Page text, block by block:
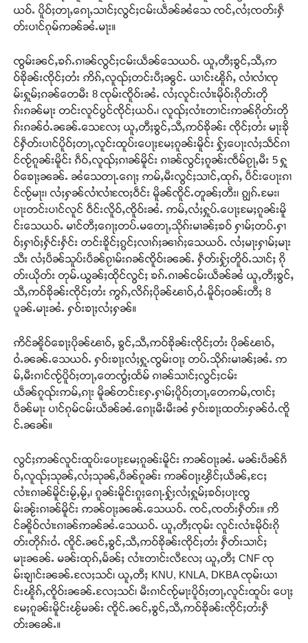
ယဝ်ႉ ပိူဝ်ႈတႃႇၵေႃႇသၢင်ႈလွင်ႈငမ်းယဵၼ်ၼႆသေ ၸင်ႇလႆႈၸတ်းႁဵ
တ်းပၢင်ၵုမ်ဢၼ်ၼႆႉမႃး။
ၸွမ်းၼင်ႇၶၵ်ႉၵၢၼ်လွင်ႈငမ်းယဵၼ်သေယဝ်ႉ ယူႇတီႈၶွင်ႇသီႇဢ
ဝ်ၶိုၼ်းၸိုင်ႈတႆး ဢိၵ်ႇလူၺ်ႈတင်းပီႈၼွင်ႉ ယၢင်းၽိူၵ်ႇ လၢႆလၢႆၸု
မ်းႁူမ်ႈၵၼ်တေမီး 8 ၸုမ်းၸိူဝ်းၼႆႉ လႆႈလူင်းလၢႆးမိုဝ်းၵိုတ်းတို
ၵ်းၵၼ်မႃး တင်းလူင်ပွင်ၸိုင်ႈယဝ်ႉ၊ လူၺ်ႈလၢႆးတၢင်းဢၼ်ၵိုတ်းတို
ၵ်းၵၼ်ဝႆႉၼၼ်ႉသေလႄႈ ယူႇတီႈၶွင်ႇသီႇဢဝ်ၶိုၼ်း ၸိုင်ႈတႆး မႃးၶို
င်ႁဵတ်းပၢင်ပိူဝ်ႈတႃႇလူင်းထူပ်းပေႃႈမႄႈၵူၼ်းမိူင်း ႁႂ်ႈပေႃးလႆႈသဵင်ၵၢ
င်ၸႂ်ၵူၼ်းမိူင်း ၵဵဝ်ႇလူၺ်ႈၵၢၼ်မိူင်း ၵၢၼ်လွင်ႈၵူၼ်းၸဵမ်ၵႂႃႇမီး 5 ႁူ
ဝ်ၶေႃႈၼၼ်ႉ ၼႆသေတႃႉၵေႃႈ ဢမ်ႇမီးလွင်ႈသၢင်ႇထုၵ်ႇ ပဵင်းပေႃးၵၢ
င်ၸႂ်မႃး၊ လႆႈႁၼ်လၢႆလၢႆၸႄႈဝဵင်း မိူၼ်ၸိူင်ႉတူၼ်ႈတီး၊ ၵျွၵ်ႉမႄး၊
ပႃးတင်းပၢင်လူင် ဝဵင်းလိူဝ်ႇၸိူဝ်းၼႆႉ ဢမ်ႇလႆႈႁူပ်ႉပေႃႈမႄႈၵူၼ်းမိူ
င်းသေယဝ်ႉ မၢင်တီႈၵေႃႈတပ်ႉမတေႃႇသိုၵ်းမၢၼ်ႈၶဝ် ႁၢမ်ႈတပ်ႉႁၢ
ဝ်ႈႁၢဝ်ႈႁႅင်းႁႅင်း တင်းၶိူင်ႈၵွင်ႈလၢၵ်ႈၼၢၵ်ႈသေယဝ်ႉ လႆႈမႃးႁၢမ်ႈမႃး
သီး လႆႈပဵၼ်သူပ်းပဵၼ်ၵႂၢမ်းၵၼ်ၸိူဝ်းၼၼ်ႉ ႁဵတ်းႁႂ်ႈတိူဝ်ႉသၢင်ႈ ၵို
တ်းယိုတ်း တုမ်ႉယွၼ်ႈထိုင်လွင်ႈ ၶၵ်ႉၵၢၼ်ငမ်းယဵၼ်ၼႆ ယူႇတီႈၶွင်ႇ
သီႇဢဝ်ၶိုၼ်းၸိုင်ႈတႆး ဢွၵ်ႇလိၵ်ႈပိုၼ်ၽၢဝ်ႇဝႆႉမိူဝ်ႈဝၼ်းတီႈ 8
ပူၼ်ႉမႃးၼႆႉ ႁဝ်းၶႃႈလႆႈႁၼ်။
ဢိင်ၼိူဝ်ၶေႃႈပိုၼ်ၽၢဝ်ႇ ၶွင်ႇသီႇဢဝ်ၶိုၼ်းၸိုင်ႈတႆး ပိုၼ်ၽၢဝ်ႇ
ဝႆႉၼၼ်ႉသေယဝ်ႉ ႁဝ်းၶႃႈလႆႈႁူႉၸွမ်းဝႃႈ တပ်ႉသိုၵ်းမၢၼ်ႈၼႆႉ ဢ
မ်ႇမီးၵၢင်ၸႂ်ပိူဝ်ႈတႃႇတေၸွႆႈထႅမ် ၵၢၼ်သၢင်ႈလွင်ႈငမ်း
ယဵၼ်ၵူၺ်းဢမ်ႇၵႃး မိူၼ်တင်းႁႄႉႁၢမ်ႈပိူဝ်ႈတႃႇတေဢမ်ႇၸၢင်ႈ
ပဵၼ်မႃး ပၢင်ၵုမ်ငမ်းယဵၼ်ၼႆႉၵေႃႈမီးမီးၼႆ ႁဝ်းၶႃႈထတ်းႁၼ်ဝႆႉၸိူ
င်ႉၼၼ်။
လွင်ႈဢၼ်လူင်းထူပ်းပေႃႈမႄႈၵူၼ်းမိူင်း ဢၼ်ဝႃႈၼႆႉ မၼ်းပဵၼ်ၵဵ
ဝ်ႇလူၺ်ႈသုၼ်ႇလႆႈသုၼ်ႇပဵၼ်ၵူၼ်း ဢၼ်ဝႃႈၾိင်ႈယဵၼ်ႇငႄႈ
လၢႆးၵၢၼ်မိူင်းမႂ်ႇမႂ်ႇ၊ ၵူၼ်းမိူင်းၵူႈၵေႃႉႁႂ်ႈလႆႈႁူမ်ႈၶဝ်ႈပႃးၸွ
မ်းၼႂ်းၵၢၼ်မိူင်း ဢၼ်ဝႃႈၼၼ်ႉသေယဝ်ႉ ၸင်ႇၸတ်းႁဵတ်း။ ဢိ
င်ၼိူဝ်လၢႆးၵၢၼ်ဢၼ်ၼႆႉသေယဝ်ႉ ယူႇတီႈၸုမ်း လူင်းလၢႆးမိုဝ်းၵို
တ်းတိုၵ်းဝႆႉ ၸိူင်ႉၼင်ႇၶွင်ႇသီႇဢဝ်ၶိုၼ်းၸိုင်ႈတႆး ႁဵတ်းသၢင်ႈ
မႃးၼၼ်ႉ မၼ်းထုၵ်ႇမႅၼ်ႈ လၢႆးတၢင်းလီလႄႈ ယူႇတီႈ CNF ၸု
မ်းၶျၢင်းၼၼ်ႉလႄႈသင်၊ ယူႇတီႈ KNU, KNLA, DKBA ၸုမ်းယၢ
င်းၽိူၵ်ႇၸိူဝ်းၼၼ်ႉလႄႈသင်၊ မီးၵၢင်ၸႂ်မႃးပိူဝ်ႈတႃႇလူင်းထူပ်း ပေႃႈ
မႄႈၵူၼ်းမိူင်းၽႂ်မၼ်း ၸိူင်ႉၼင်ႇၶွင်ႇသီႇဢဝ်ၶိုၼ်းၸိုင်ႈတႆးႁဵ
တ်းၼၼ်ႉ။